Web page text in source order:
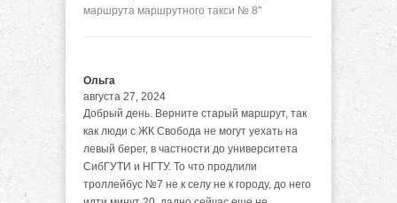
маршрута маршрутного такси № 8"
Ольга
августа 27, 2024
Добрый день. Верните старый маршрут, так
как люди с ЖК Свобода не могут уехать на
левый берег, в частности до университета
СибГУТИ и НГТУ. То что продлили
троллейбус №7 не к селу не к городу, до него